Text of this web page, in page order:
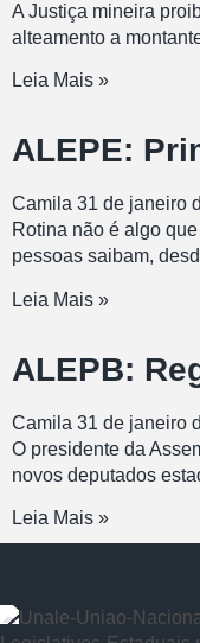
A Justiça mineira
alteamento a
Leia Mais »
ALEPE:
Camila 31 de janeiro
Rotina não é algo
pessoas saibam,
Leia Mais »
ALEPB:
Camila 31 de janeiro
O presidente da
novos deputados
Leia Mais »